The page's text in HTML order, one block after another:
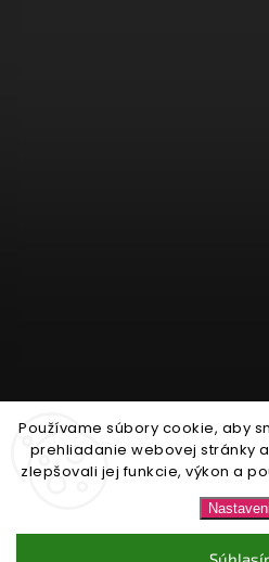
Používame súbory cookie, aby
prehliadanie webovej stránky
zlepšovali jej funkcie, výkon a
Sledovať na Instagrame
Nonari.sk.
Upraviť